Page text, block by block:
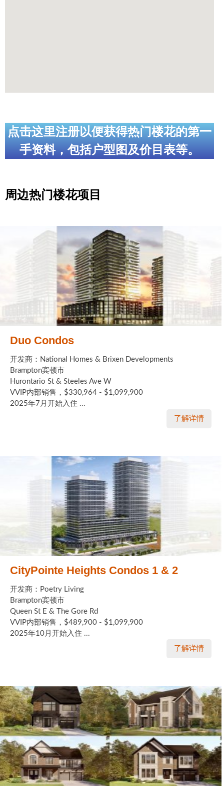
点击这里注册以便获得热门楼花的第一
手资料，包括户型图及价目表等。
周边热门楼花项目
Duo Condos
开发商：National Homes & Brixen Developments
Brampton宾顿市
Hurontario St & Steeles Ave W
VVIP内部销售，$330,964 - $1,099,900
2025年7月开始入住 ...
了解详情
CityPointe Heights Condos 1 & 2
开发商：Poetry Living
Brampton宾顿市
Queen St E & The Gore Rd
VVIP内部销售，$489,900 - $1,099,900
2025年10月开始入住 ...
了解详情